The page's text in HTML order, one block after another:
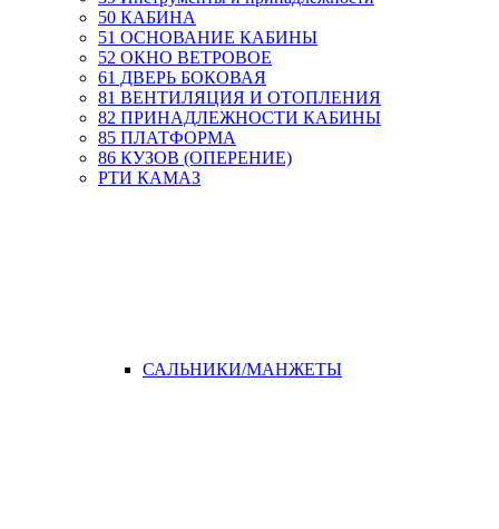
50 КАБИНА
51 ОСНОВАНИЕ КАБИНЫ
52 ОКНО ВЕТРОВОЕ
61 ДВЕРЬ БОКОВАЯ
81 ВЕНТИЛЯЦИЯ И ОТОПЛЕНИЯ
82 ПРИНАДЛЕЖНОСТИ КАБИНЫ
85 ПЛАТФОРМА
86 КУЗОВ (ОПЕРЕНИЕ)
РТИ КАМАЗ
САЛЬНИКИ/МАНЖЕТЫ